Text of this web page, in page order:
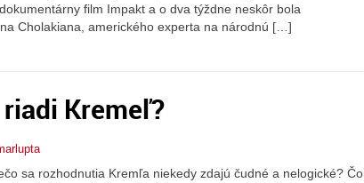
film Impakt a o dva týždne neskôr bola
Cholakiana, amerického experta na národnú […]
Kremeľ?
sa rozhodnutia Kremľa niekedy zdajú čudné a nelogické? Čo